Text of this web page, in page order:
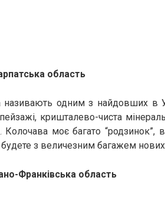
область
одним з найдовших в
пейзажі, кришталево-чиста
Колочава моє багато
будете з величезним багажем
Франківська область